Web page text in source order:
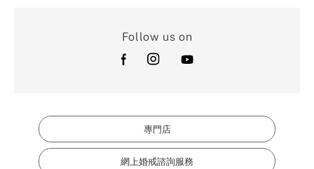
Follow us on
專門店
網上婚戒諮詢服務